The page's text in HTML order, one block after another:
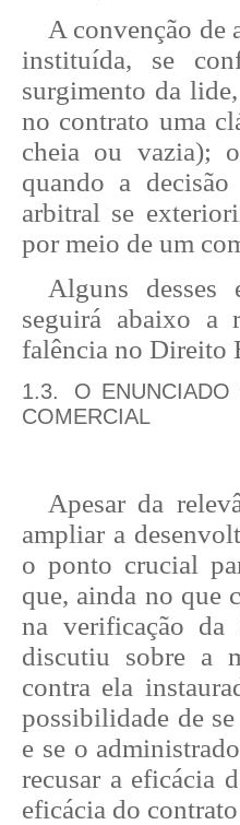
A convenção de
instituída, se
surgimento da
no contrato uma
cheia ou vazia);
quando a
arbitral se
por meio de um
Alguns desses
seguirá abaixo a
falência no Direito
1.3.
O
COMERCIAL
Apesar da
ampliar a
o ponto crucial
que, ainda no que
na verificação da
discutiu sobre a
contra ela
possibilidade de
e se o
recusar a eficácia
eficácia do